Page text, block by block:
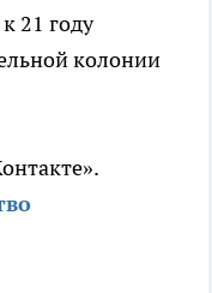
21 году
колонии